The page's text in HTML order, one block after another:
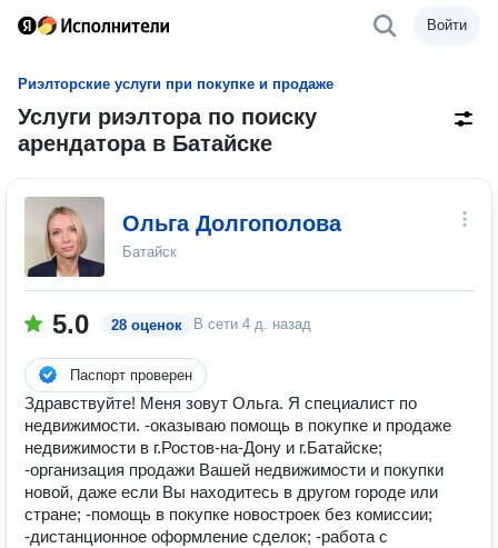
Войти
Риэлторские услуги при покупке и продаже
Услуги риэлтора по поиску
арендатора в Батайске
Ольга Долгополова
Батайск
5.0 28 оценок В сети 4 д. назад
Паспорт проверен
Здравствуйте! Меня зовут Ольга. Я специалист по
недвижимости. -оказываю помощь в покупке и продаже
недвижимости в г.Ростов-на-Дону и г.Батайске;
-организация продажи Вашей недвижимости и покупки
новой, даже если Вы находитесь в другом городе или
стране; -помощь в покупке новостроек без комиссии;
-дистанционное оформление сделок; -работа с